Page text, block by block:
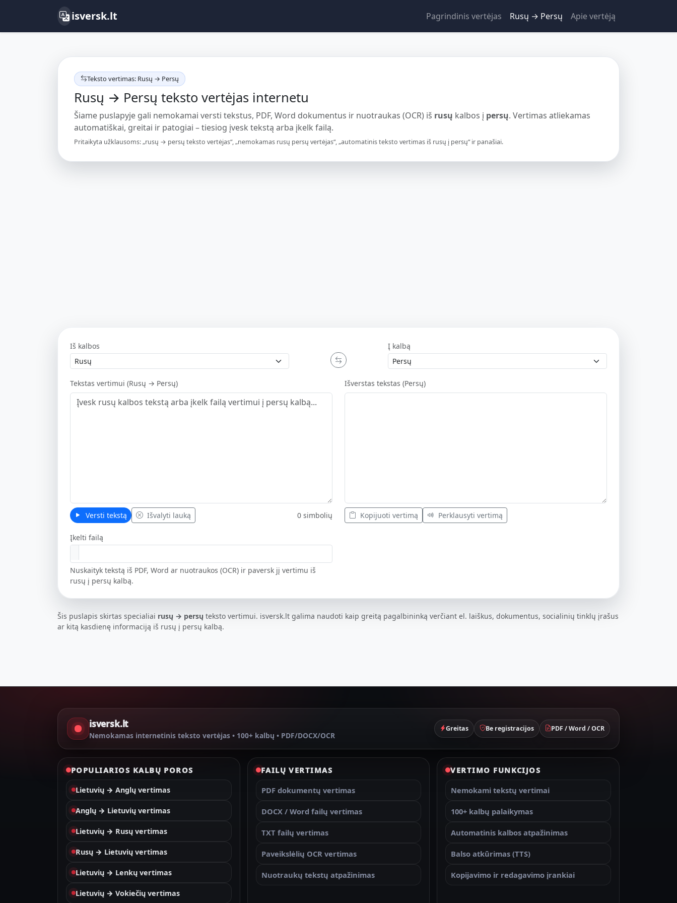
isversk.lt Pagrindinis vertėjas Rusų → Persų Apie vertėją
Teksto vertimas: Rusų → Persų
Rusų → Persų teksto vertėjas internetu
Šiame puslapyje gali nemokamai versti tekstus, PDF, Word dokumentus ir nuotraukas (OCR) iš rusų kalbos į persų. Vertimas atliekamas
automatiškai, greitai ir patogiai – tiesiog įvesk tekstą arba įkelk failą.
Pritaikyta užklausoms: „rusų → persų teksto vertėjas“, „nemokamas rusų persų vertėjas“, „automatinis teksto vertimas iš rusų į persų“ ir panašiai.
Iš kalbos Į kalbą
Tekstas vertimui (Rusų → Persų)
Versti tekstą Išvalyti lauką 0 simbolių
Įkelti failą
Nuskaityk tekstą iš PDF, Word ar nuotraukos (OCR) ir paversk jį vertimu iš
rusų į persų kalbą.
Išverstas tekstas (Persų)
Kopijuoti vertimą Perklausyti vertimą
Šis puslapis skirtas specialiai rusų → persų teksto vertimui. isversk.lt galima naudoti kaip greitą pagalbininką verčiant el. laiškus, dokumentus, socialinių tinklų įrašus
ar kitą kasdienę informaciją iš rusų į persų kalbą.
isversk.lt
Nemokamas internetinis teksto vertėjas • 100+ kalbų • PDF/DOCX/OCR
Greitas Be registracijos PDF / Word / OCR
POPULIARIOS KALBŲ POROS
Lietuvių → Anglų vertimas
Anglų → Lietuvių vertimas
Lietuvių → Rusų vertimas
Rusų → Lietuvių vertimas
Lietuvių → Lenkų vertimas
Lietuvių → Vokiečių vertimas
FAILŲ VERTIMAS
PDF dokumentų vertimas
DOCX / Word failų vertimas
TXT failų vertimas
Paveikslėlių OCR vertimas
Nuotraukų tekstų atpažinimas
VERTIMO FUNKCIJOS
Nemokami tekstų vertimai
100+ kalbų palaikymas
Automatinis kalbos atpažinimas
Balso atkūrimas (TTS)
Kopijavimo ir redagavimo įrankiai